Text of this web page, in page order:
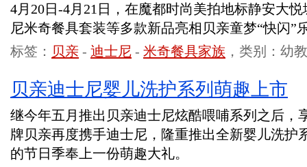
4月20日-4月21日，在魔都时尚美拍地标静安大
尼米奇餐具套装等多款新品亮相贝亲童梦“快闪”
标签： 贝亲 - 迪士尼 - 米奇餐具家族 ，类别：幼
贝亲迪士尼婴儿洗护系列萌趣上市
继今年五月推出贝亲迪士尼炫酷喂哺系列之后，
牌贝亲再度携手迪士尼，隆重推出全新婴儿洗护
的节日季奉上一份萌趣大礼。